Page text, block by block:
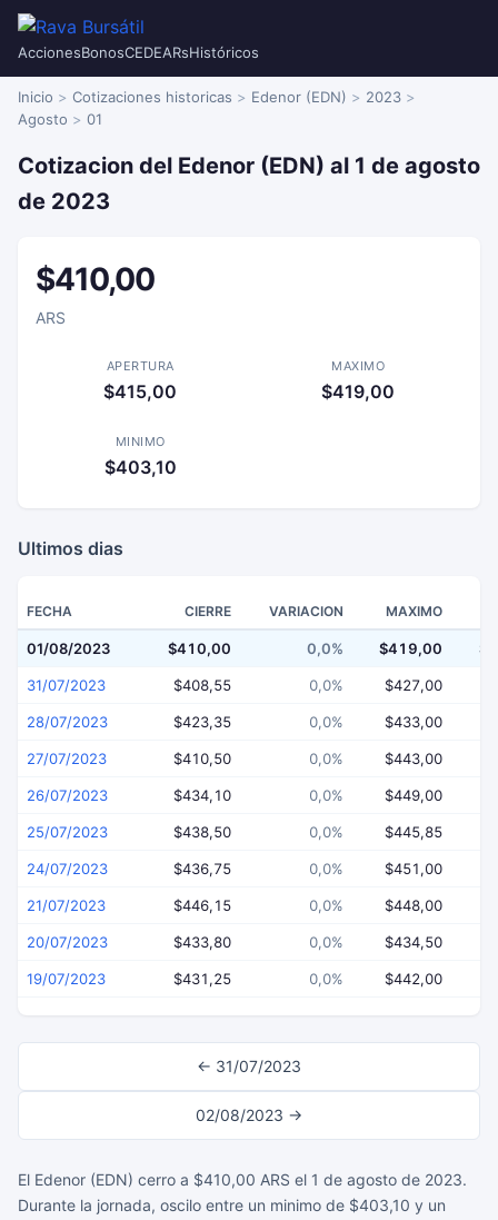
AccionesBonosCEDEARsHistóricos
Inicio Cotizaciones historicas Edenor (EDN)
2023
Agosto
01
Cotizacion del Edenor (EDN) al 1 de agosto
de 2023
$410,00
ARS
APERTURA
$415,00
MAXIMO
$419,00
MINIMO
$403,10
Ultimos dias
FECHA CIERRE VARIACION MAXIMO
01/08/2023 $410,00 0,0% $419,00
31/07/2023 $408,55 0,0% $427,00
28/07/2023 $423,35 0,0% $433,00
27/07/2023 $410,50 0,0% $443,00
26/07/2023 $434,10 0,0% $449,00
25/07/2023 $438,50 0,0% $445,85
24/07/2023 $436,75 0,0% $451,00
21/07/2023 $446,15 0,0% $448,00
20/07/2023 $433,80 0,0% $434,50
19/07/2023 $431,25 0,0% $442,00
← 31/07/2023
02/08/2023 →
El Edenor (EDN) cerro a $410,00 ARS el 1 de agosto de 2023.
Durante la jornada, oscilo entre un minimo de $403,10 y un